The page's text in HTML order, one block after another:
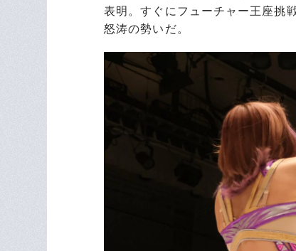
表明。すぐにフューチャー王座挑
怒涛の勢いだ。